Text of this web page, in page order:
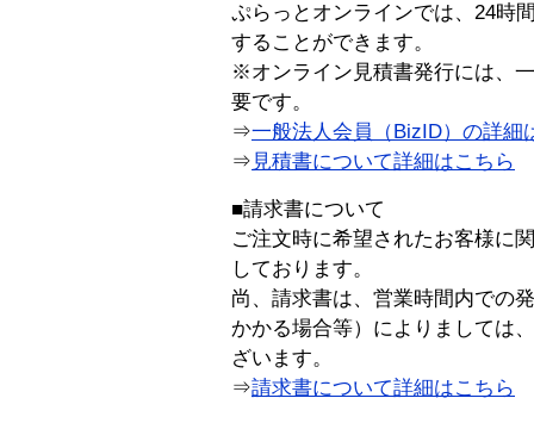
ぷらっとオンラインでは、24時
することができます。
※オンライン見積書発行には、
要です。
⇒一般法人会員（BizID）の詳細
⇒ 見積書について詳細はこちら
■請求書について
ご注文時に希望されたお客様に
しております。
尚、請求書は、営業時間内での
かかる場合等）によりましては
ざいます。
⇒請求書について詳細はこちら